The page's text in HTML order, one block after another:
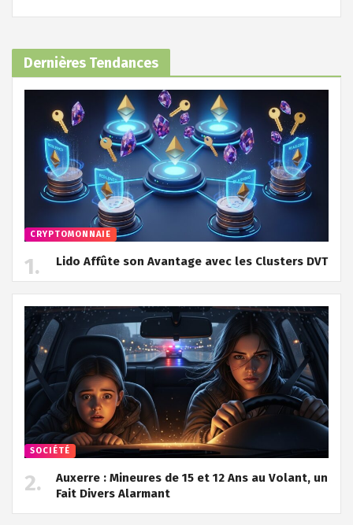
Dernières Tendances
CRYPTOMONNAIE
Lido Affûte son Avantage avec les Clusters DVT
SOCIÉTÉ
Auxerre : Mineures de 15 et 12 Ans au Volant, un
Fait Divers Alarmant